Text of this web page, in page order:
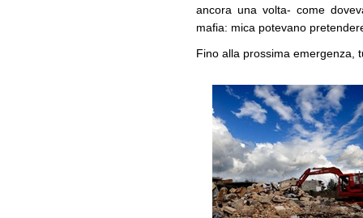
ancora una volta- come
mafia: mica potevano
Fino alla prossima emergenza,